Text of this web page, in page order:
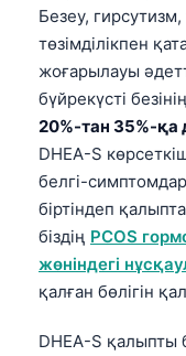
Безеу,
төзімділікпен
жоғарылауы
бүйрекүсті
20%-тан 35%-қа
DHEA-S
белгі-
біртіндеп
біздің PCOS
жөніндегі
қалған бөлігін
DHEA-S